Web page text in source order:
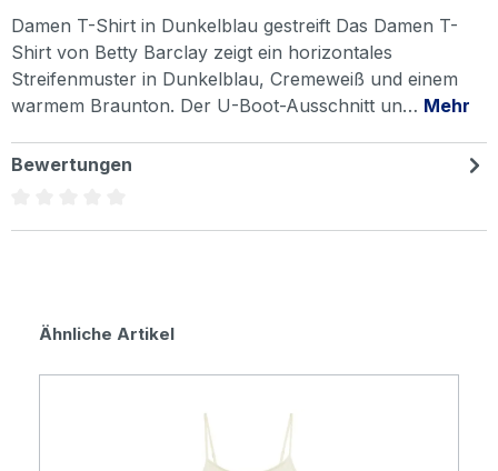
Damen T-Shirt in Dunkelblau gestreift Das Damen T-
Shirt von Betty Barclay zeigt ein horizontales
Streifenmuster in Dunkelblau, Cremeweiß und einem
warmem Braunton. Der U-Boot-Ausschnitt un… Mehr
Bewertungen
Produktgalerie überspringen
Ähnliche Artikel